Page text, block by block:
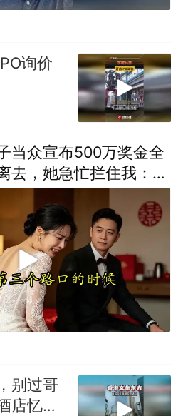
询价
当众宣布500万奖金全
去，她急忙拦住我：老
别过哥
店忆芳